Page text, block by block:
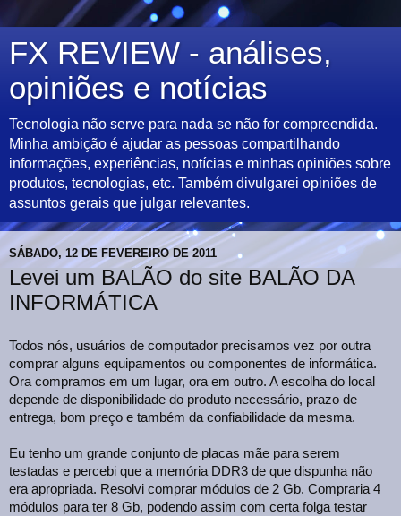
FX REVIEW - análises,
opiniões e notícias
Tecnologia não serve para nada se não for compreendida.
Minha ambição é ajudar as pessoas compartilhando
informações, experiências, notícias e minhas opiniões sobre
produtos, tecnologias, etc. Também divulgarei opiniões de
assuntos gerais que julgar relevantes.
SÁBADO, 12 DE FEVEREIRO DE 2011
Levei um BALÃO do site BALÃO DA
INFORMÁTICA
Todos nós, usuários de computador precisamos vez por outra
comprar alguns equipamentos ou componentes de informática.
Ora compramos em um lugar, ora em outro. A escolha do local
depende de disponibilidade do produto necessário, prazo de
entrega, bom preço e também da confiabilidade da mesma.
Eu tenho um grande conjunto de placas mãe para serem
testadas e percebi que a memória DDR3 de que dispunha não
era apropriada. Resolvi comprar módulos de 2 Gb. Compraria 4
módulos para ter 8 Gb, podendo assim com certa folga testar